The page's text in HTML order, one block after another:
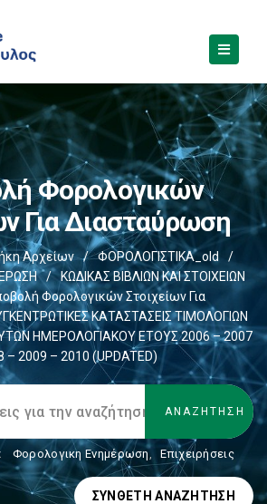
Φορολογικών
Για Διασταύρωση
Αρχείων / ΦΟΡΟΛΟΓΙΣΤΙΚΑ_old
/
/
ΚΩΔΙΚΑΣ ΒΙΒΛΙΩΝ ΚΑΙ ΣΤΟΙΧΕΙΩΝ
Φορολογικών Στοιχείων Για
ΚΑΤΑΣΤΑΣΕΙΣ ΤΙΜΟΛΟΓΙΩΝ
ΗΜΕΡΟΛΟΓΙΑΚΟΥ ΕΤΟΥΣ 2006 – 2007
– 2009 – 2010 (UPDATED)
Φορολογικη Ενημέρωση, Επιχειρήσεις
ΣΎΝΘΕΤΗ ΑΝΑΖΉΤΗΣΗ